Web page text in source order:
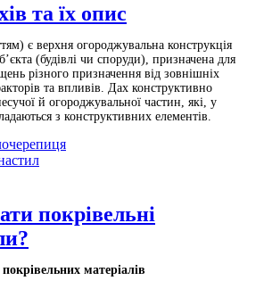
та їх опис
є верхня огороджувальна конструкція
(будівлі чи споруди), призначена для
різного призначення від зовнішніх
та впливів. Дах конструктивно
й огороджувальної частин, які, у
з конструктивних елементів.
покрівельні
матеріалів